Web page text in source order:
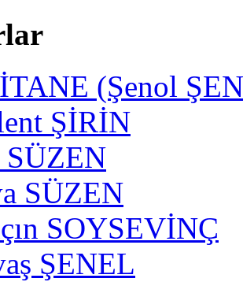
(Şenol
ŞİRİN
SÜZEN
SOYSEVİNÇ
ŞENEL